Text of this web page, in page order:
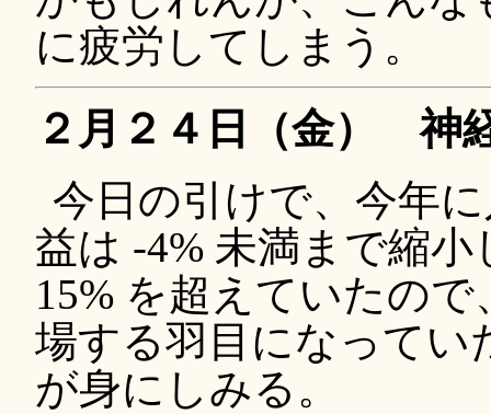
に疲労してしまう。
２月２４日（金） 神
今日の引けで、今年
益は -4% 未満まで縮
15% を超えていたの
場する羽目になってい
が身にしみる。